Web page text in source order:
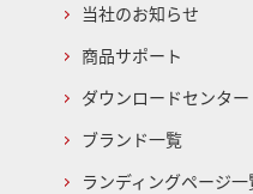
当社のお知らせ
商品サポート
ダウンロードセンター
ブランド一覧
ランディングページ一